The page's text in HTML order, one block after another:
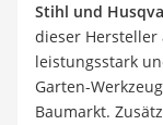
Stihl und
dieser Hersteller
leistungsstark
Garten-
Baumarkt.